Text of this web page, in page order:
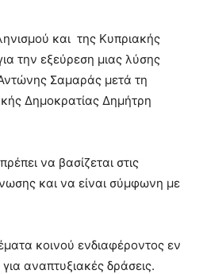
και της Κυπριακής
την εξεύρεση μιας λύσης
Σαμαράς μετά τη
Δημοκρατίας Δημήτρη
να βασίζεται στις
και να είναι σύμφωνη με
κοινού ενδιαφέροντος εν
αναπτυξιακές δράσεις.